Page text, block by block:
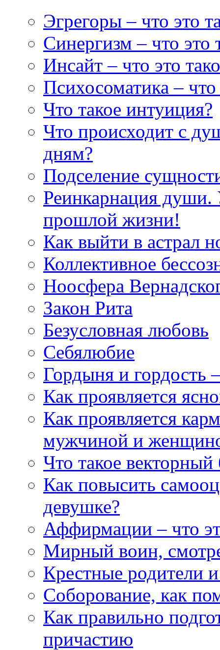
Эгрегоры – что это
Синергизм – что это
Инсайт – что это
Психосоматика – что
Что такое интуиция?
Что происходит с
дням?
Подселение
Реинкарнация
прошлой жизни!
Как выйти в астрал
Коллективное
Ноосфера
Закон Рита
Безусловная любовь
Себялюбие
Гордыня и гордость
Как проявляется
Как проявляется
мужчиной и
Что такое векторный
Как повысить
девушке?
Аффирмации – что
Мирный воин,
Крестные родители
Соборование, как
Как правильно
причастию